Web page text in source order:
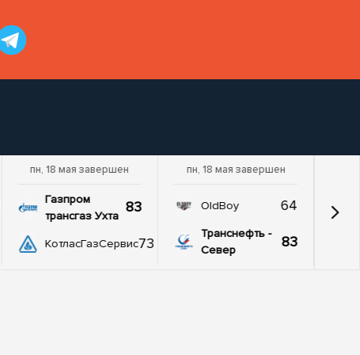
пн, 18 мая завершен
Газпром
трансгаз Ухта 83
КотласГазСервис73
пн, 18 мая завершен
OldBoy 64
Транснефть -
Север
83